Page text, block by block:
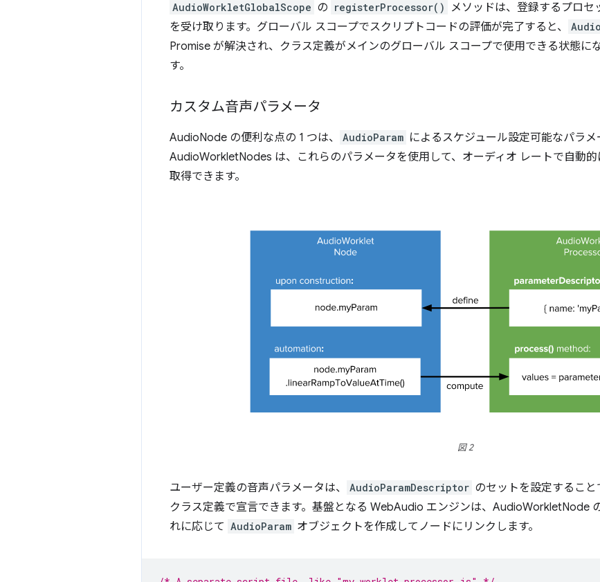
AudioWorkletGlobalScope の registerProcessor()
メソッドは、登録するプロ
を受け取ります。グローバル スコープでスクリプトコードの評価が完了すると、
Promise が解決され、クラス定義がメインのグローバル スコープで使用できる状態に
す。
カスタム音声パラメータ
AudioNode の便利な点の 1 つは、 AudioParam によるスケジュール設定可能なパラメ
AudioWorkletNodes は、これらのパラメータを使用して、オーディオ レートで自動
取得できます。
図 2
ユーザー定義の音声パラメータは、 AudioParamDescriptor のセットを設定すること
クラス定義で宣言できます。基盤となる WebAudio エンジンは、AudioWorkletNode
れに応じて AudioParam オブジェクトを作成してノードにリンクします。